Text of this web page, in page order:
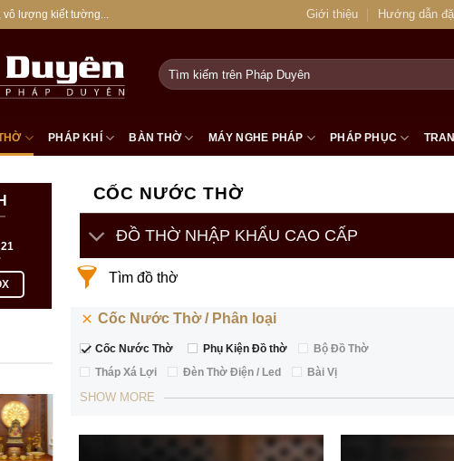
lượng kiết tường... Giới thiệu Hướng dẫn
Tìm
kiếm:
PHÁP KHÍ BÀN THỜ MÁY NGHE PHÁP PHÁP PHỤC
CỐC NƯỚC THỜ
ĐỒ THỜ NHẬP KHẨU CAO CẤP
Tìm đồ thờ
Cốc Nước Thờ Phân loại
Cốc Nước Thờ Phụ Kiện Đồ thờ
Bộ Đồ Thờ
Tháp Xá Lợi
Đèn Thờ Điện / Led Bài Vị
SHOW MORE